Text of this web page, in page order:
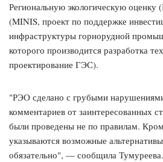
Региональную экологическую
(MINIS, проект по поддержке
инфраструктуры горнорудной
которого производится разработка
проектирование ГЭС).
"РЭО сделано с грубыми
комментариев от заинтересованных
были проведены не по правилам.
указываются возможные
обязательно", — сообщила Тумуреева.